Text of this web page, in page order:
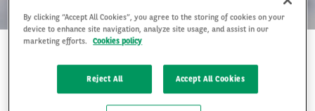
By clicking “Accept All Cookies”, you agree to the storing of cookies on your
device to enhance site navigation, analyze site usage, and assist in our
marketing efforts.
Cookies policy
Reject All Accept All Cookies